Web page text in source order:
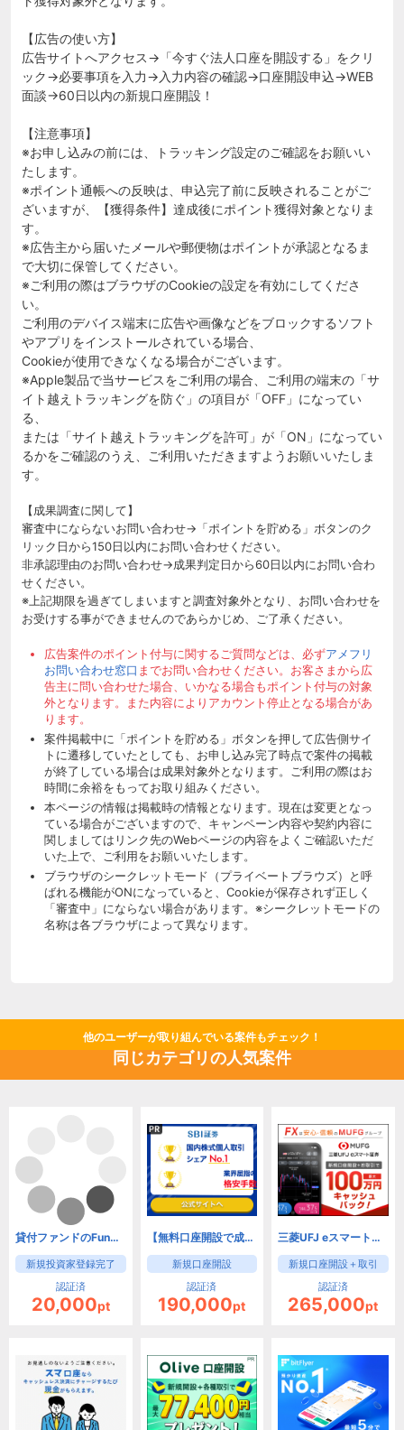
【広告の使い方】
広告サイトへアクセス→「今すぐ法人口座を開設する」をクリ
ック→必要事項を入力→入力内容の確認→口座開設申込→WEB
面談→60日以内の新規口座開設！
【注意事項】
※お申し込みの前には、トラッキング設定のご確認をお願いい
たします。
※ポイント通帳への反映は、申込完了前に反映されることがご
ざいますが、【獲得条件】達成後にポイント獲得対象となりま
す。
※広告主から届いたメールや郵便物はポイントが承認となるま
で大切に保管してください。
※ご利用の際はブラウザのCookieの設定を有効にしてくださ
い。
ご利用のデバイス端末に広告や画像などをブロックするソフト
やアプリをインストールされている場合、
Cookieが使用できなくなる場合がございます。
※Apple製品で当サービスをご利用の場合、ご利用の端末の「サ
イト越えトラッキングを防ぐ」の項目が「OFF」になってい
る、
または「サイト越えトラッキングを許可」が「ON」になってい
るかをご確認のうえ、ご利用いただきますようお願いいたしま
す。
【成果調査に関して】
審査中にならないお問い合わせ→「ポイントを貯める」ボタンのク
リック日から150日以内にお問い合わせください。
非承認理由のお問い合わせ→成果判定日から60日以内にお問い合わ
せください。
※上記期限を過ぎてしまいますと調査対象外となり、お問い合わせを
お受けする事ができませんのであらかじめ、ご了承ください。
広告案件のポイント付与に関するご質問などは、必ずアメフリ
お問い合わせ窓口 までお問い合わせください。お客さまから広
告主に問い合わせた場合、いかなる場合もポイント付与の対象
外となります。また内容によりアカウント停止となる場合があ
ります。
案件掲載中に「ポイントを貯める」ボタンを押して広告側サイ
トに遷移していたとしても、お申し込み完了時点で案件の掲載
が終了している場合は成果対象外となります。ご利用の際はお
時間に余裕をもってお取り組みください。
本ページの情報は掲載時の情報となります。現在は変更となっ
ている場合がございますので、キャンペーン内容や契約内容に
関しましてはリンク先のWebページの内容をよくご確認いただ
いた上で、ご利用をお願いいたします。
ブラウザのシークレットモード（プライベートブラウズ）と呼
ばれる機能がONになっていると、Cookieが保存されず正しく
「審査中」にならない場合があります。※シークレットモードの
名称は各ブラウザによって異なります。
他のユーザーが取り組んでいる案件もチェック！
同じカテゴリの人気案件
貸付ファンドのFunds(ファンズ)【口座開設】
新規投資家登録完了
認証済
20,000pt
【無料口座開設で成果！】SBI証券 口座開設
新規口座開設
認証済
190,000pt
三菱UFJ eスマート証券 FX（旧：auカブコム証券）
新規口座開設＋取引
認証済
265,000pt